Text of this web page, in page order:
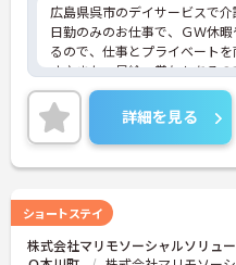
広島県呉市のデイサービスで介
日勤のみのお仕事で、ＧＷ休
るので、仕事とプライベート
す♪また、昇給・賞与もある
がしっかり評価される職場で
は、面接ポイントをお伝えしま
連絡ください。
詳細を見る
ショートステイ
株式会社マリモソーシャルソリュ